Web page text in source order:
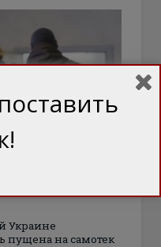
Украине
пущена на самотек